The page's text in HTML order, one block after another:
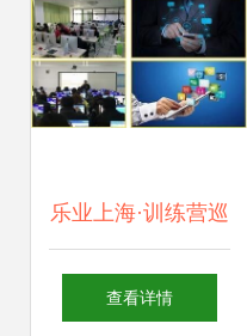
新阶段
乐业上海·训练营巡
礼 上海工商职业技
查看详情